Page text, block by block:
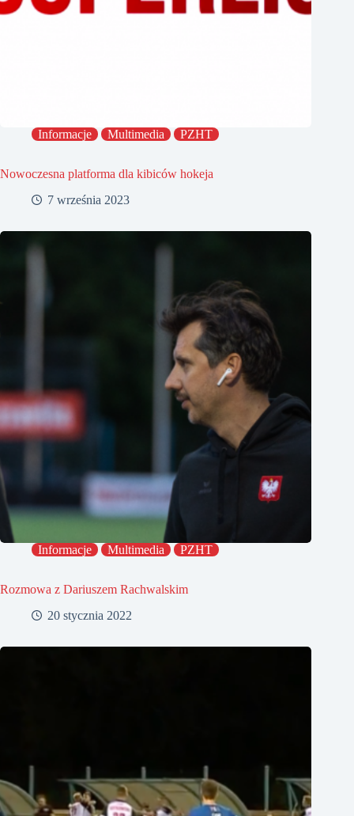
Informacje Multimedia PZHT
Nowoczesna platforma dla kibiców hokeja
7 września 2023
Informacje Multimedia PZHT
Rozmowa z Dariuszem Rachwalskim
20 stycznia 2022